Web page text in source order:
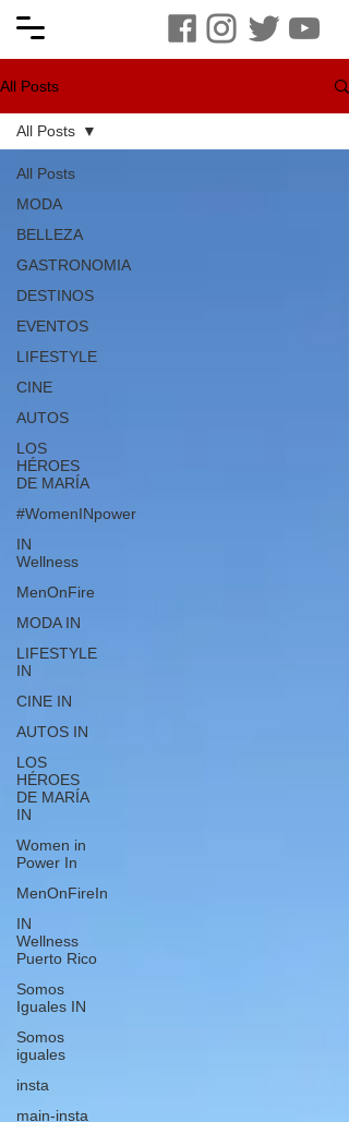
All Posts
All Posts
MODA
BELLEZA
GASTRONOMIA
DESTINOS
EVENTOS
LIFESTYLE
CINE
AUTOS
LOS
HÉROES
DE MARÍA
#WomenINpower
IN
Wellness
MenOnFire
MODA IN
LIFESTYLE
IN
CINE IN
AUTOS IN
LOS
HÉROES
DE MARÍA
IN
Women in
Power In
MenOnFireIn
IN
Wellness
Puerto Rico
Somos
Iguales IN
Somos
iguales
insta
main-insta
All Posts